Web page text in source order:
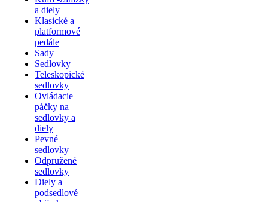
a diely
Klasické a
platformové
pedále
Sady
Sedlovky
Teleskopické
sedlovky
Ovládacie
páčky na
sedlovky a
diely
Pevné
sedlovky
Odpružené
sedlovky
Diely a
podsedlové